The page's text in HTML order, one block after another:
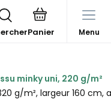
Menu
minky uni, 220 g/m²
g/m², largeur 160